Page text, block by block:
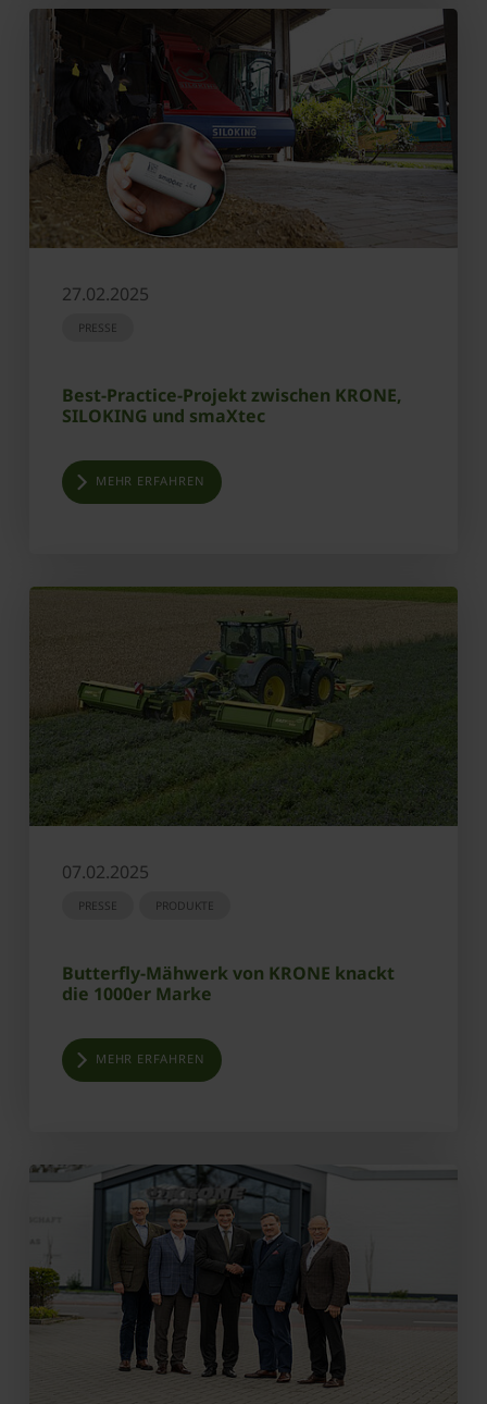
27.02.2025
PRESSE
Best-Practice-Projekt zwischen KRONE,
SILOKING und smaXtec
MEHR ERFAHREN
07.02.2025
PRESSE PRODUKTE
Butterfly-Mähwerk von KRONE knackt
die 1000er Marke
MEHR ERFAHREN